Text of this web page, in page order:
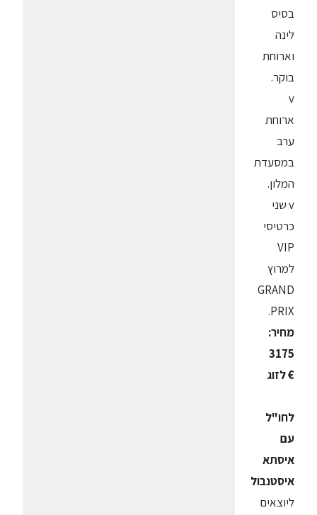
בסיס
לינה
וארוחת
בוקר.
v
ארוחת
ערב
במסעדת
המלון.
v שני
כרטיסי
VIP
למרוץ
GRAND
PRIX.
מחיר:
3175
€ לזוג
לחו"ל
עם
איסתא
איסטנבול
ליוצאים